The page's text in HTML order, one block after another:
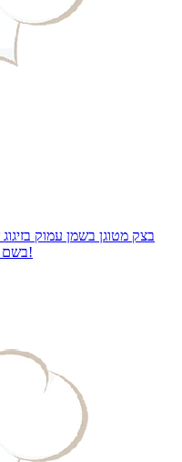
בצק מטוגן בשמן עמוק
בשם "שבקיה" שנהוג להגיש בחינות ובמימונות!